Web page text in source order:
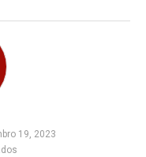
19, 2023